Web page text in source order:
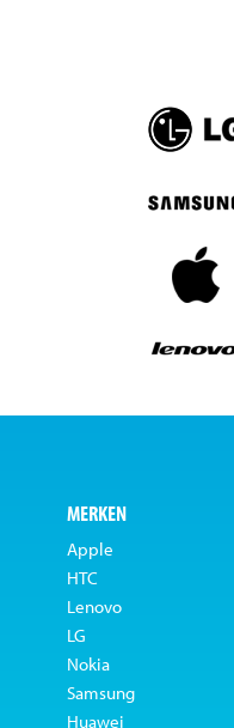
MERKEN
Apple
HTC
Lenovo
LG
Nokia
Samsung
Huawei